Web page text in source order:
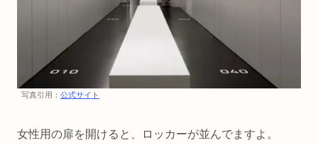
写真引用： 公式サイト
女性用の扉を開けると、ロッカーが並んでますよ。